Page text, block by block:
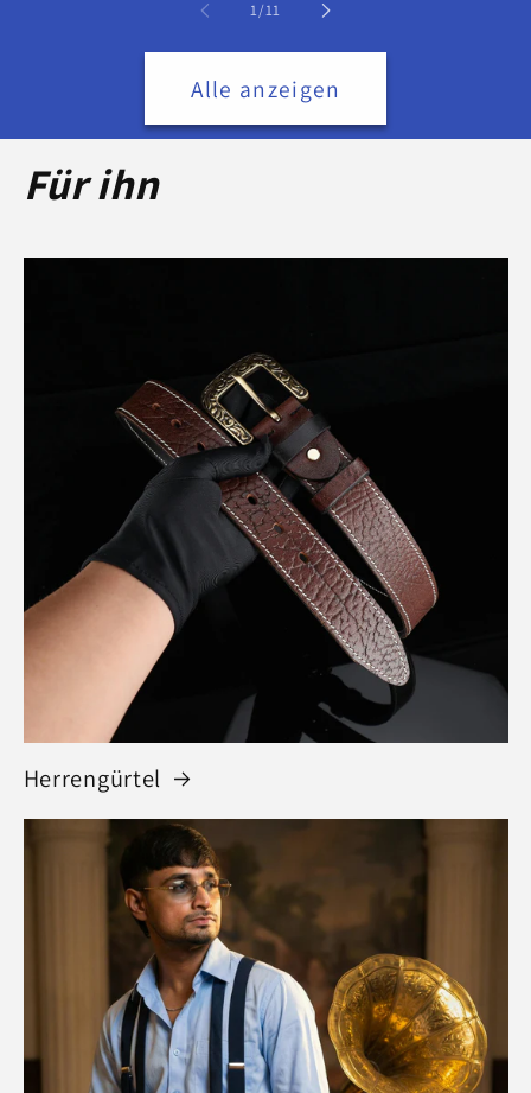
1/von
11
Alle anzeigen
Für ihn
Herrengürtel